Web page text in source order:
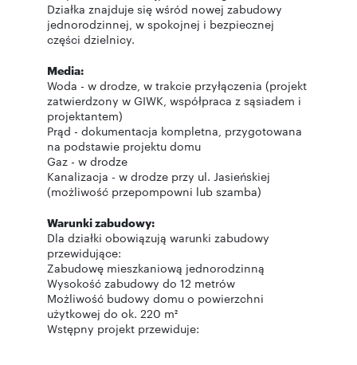
Działka znajduje się wśród nowej zabudowy
jednorodzinnej, w spokojnej i bezpiecznej
części dzielnicy.
Media:
Woda - w drodze, w trakcie przyłączenia (projekt
zatwierdzony w GIWK, współpraca z sąsiadem i
projektantem)
Prąd - dokumentacja kompletna, przygotowana
na podstawie projektu domu
Gaz - w drodze
Kanalizacja - w drodze przy ul. Jasieńskiej
(możliwość przepompowni lub szamba)
Warunki zabudowy:
Dla działki obowiązują warunki zabudowy
przewidujące:
Zabudowę mieszkaniową jednorodzinną
Wysokość zabudowy do 12 metrów
Możliwość budowy domu o powierzchni
użytkowej do ok. 220 m²
Wstępny projekt przewiduje: